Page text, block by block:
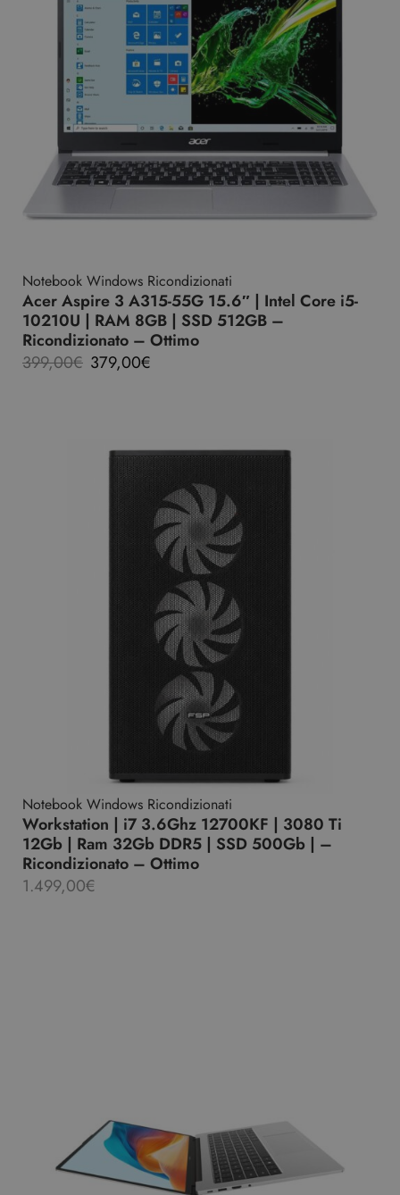
Notebook Windows Ricondizionati
Acer Aspire 3 A315-55G 15.6″ | Intel Core i5-
10210U | RAM 8GB | SSD 512GB –
Ricondizionato – Ottimo
399,00€ 379,00€
Notebook Windows Ricondizionati
Workstation | i7 3.6Ghz 12700KF | 3080 Ti
12Gb | Ram 32Gb DDR5 | SSD 500Gb | –
Ricondizionato – Ottimo
1.499,00€